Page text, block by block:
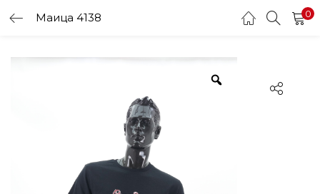
Маица 4138 0
LOGIN
Enter your username and password to login.
Remember me